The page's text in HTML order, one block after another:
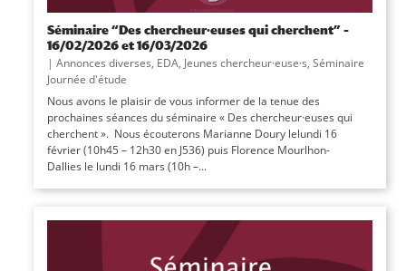
Séminaire “Des chercheur·euses qui cherchent” –
16/02/2026 et 16/03/2026
| Annonces diverses, EDA, Jeunes chercheur·euse·s, Séminaire
Journée d'étude
Nous avons le plaisir de vous informer de la tenue des
prochaines séances du séminaire « Des chercheur·euses qui
cherchent ». Nous écouterons Marianne Doury lelundi 16
février (10h45 – 12h30 en J536) puis Florence Mourlhon-
Dallies le lundi 16 mars (10h –...